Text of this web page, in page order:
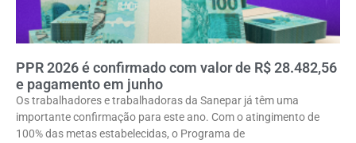
PPR 2026 é confirmado com valor de R$ 28.482,56
e pagamento em junho
Os trabalhadores e trabalhadoras da Sanepar já têm uma
importante confirmação para este ano. Com o atingimento de
100% das metas estabelecidas, o Programa de